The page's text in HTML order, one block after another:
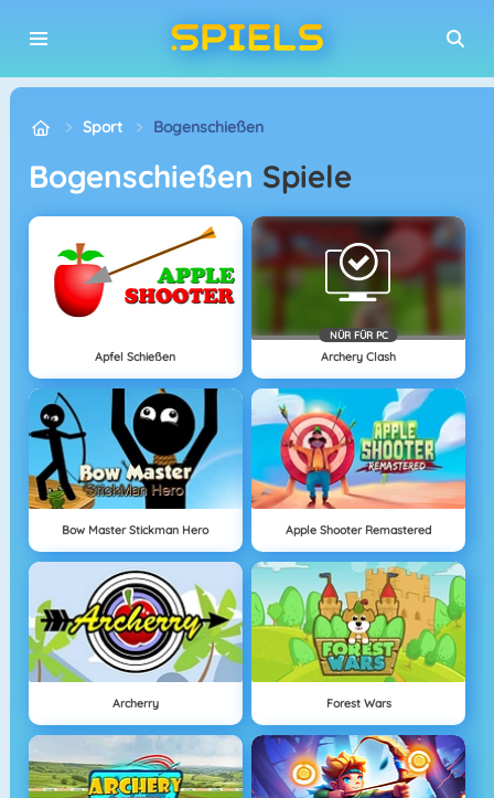
Sport Bogenschießen
Bogenschießen Spiele
Apfel Schießen
NÜR FÜR PC
Archery Clash
Bow Master Stickman Hero Apple Shooter Remastered
Archerry Forest Wars